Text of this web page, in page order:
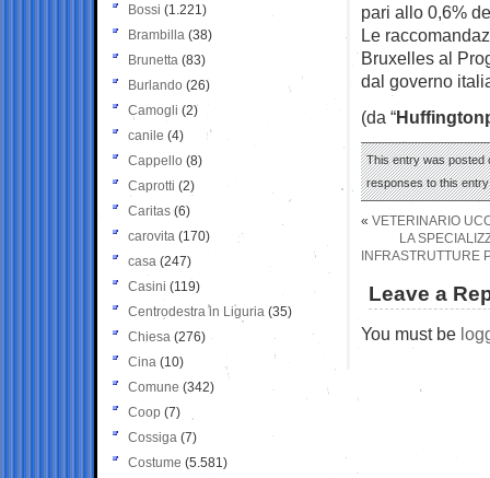
pari allo 0,6%
Le
Bruxelles al
dal governo
(da “
This entry was posted
responses to this
« VETERINARIO
LA
INFRASTRUTTURE
Leave a
You must be
Bossi (1.221)
Brambilla (38)
Brunetta (83)
Burlando (26)
Camogli (2)
canile (4)
Cappello (8)
Caprotti (2)
Caritas (6)
carovita (170)
casa (247)
Casini (119)
Centrodestra in Liguria (35)
Chiesa (276)
Cina (10)
Comune (342)
Coop (7)
Cossiga (7)
Costume (5.581)